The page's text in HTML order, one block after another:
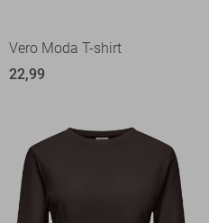
Vero Moda T-shirt
22,99